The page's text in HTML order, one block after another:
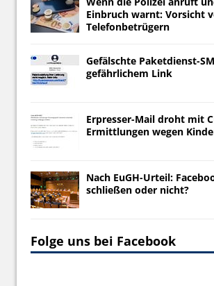
Einbruch warnt: Vorsicht
Telefonbetrügern
Gefälschte Paketdienst-
gefährlichem Link
Erpresser-Mail droht mit
Ermittlungen wegen
Nach EuGH-Urteil:
schließen oder nicht?
Folge uns bei Facebook